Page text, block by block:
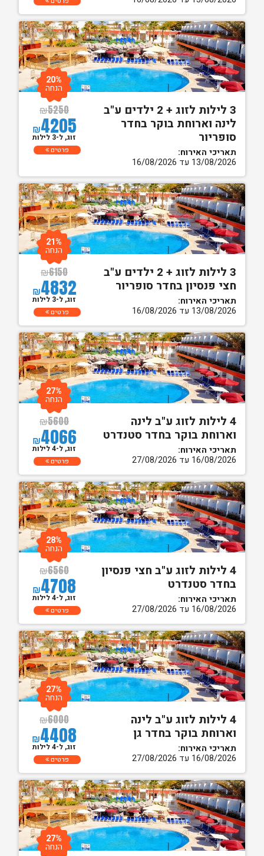
3 לילות לזוג + 2 ילדים ע"ב
לינה וארוחת בוקר בחדר
סופריור
תאריכי האירוח:
13/08/2026 עד 16/08/2026
₪5250
₪4205
20%
הנחה
זוג, ל-3 לילות
פרטים
3 לילות לזוג + 2 ילדים ע"ב
חצי פנסיון בחדר סופריור
תאריכי האירוח:
13/08/2026 עד 16/08/2026
₪6150
₪4832
21%
הנחה
זוג, ל-3 לילות
פרטים
4 לילות לזוג ע"ב לינה
וארוחת בוקר בחדר סטנדרט
תאריכי האירוח:
16/08/2026 עד 27/08/2026
₪5600
₪4066
27%
הנחה
זוג, ל-4 לילות
פרטים
4 לילות לזוג ע"ב חצי פנסיון
בחדר סטנדרט
תאריכי האירוח:
16/08/2026 עד 27/08/2026
₪6560
₪4708
28%
הנחה
זוג, ל-4 לילות
פרטים
4 לילות לזוג ע"ב לינה
וארוחת בוקר בחדר גן
תאריכי האירוח:
16/08/2026 עד 27/08/2026
₪6000
₪4408
27%
הנחה
זוג, ל-4 לילות
פרטים
27%
הנחה